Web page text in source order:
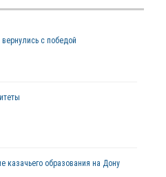
с победой
казачьего образования на Дону